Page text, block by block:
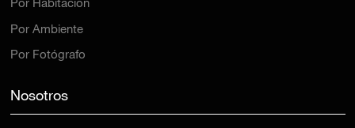
Por Habitación
Por Ambiente
Por Fotógrafo
Nosotros